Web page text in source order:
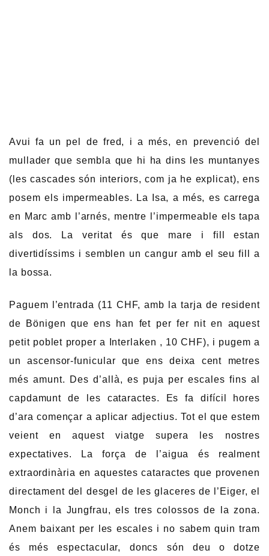
Avui fa un pel de fred, i a més, en prevenció del
mullader que sembla que hi ha dins les muntanyes
(les cascades són interiors, com ja he explicat), ens
posem els impermeables. La Isa, a més, es carrega
en Marc amb l’arnés, mentre l’impermeable els tapa
als dos. La veritat és que mare i fill estan
divertidíssims i semblen un cangur amb el seu fill a
la bossa.
Paguem l’entrada (11 CHF, amb la tarja de resident
de Bönigen que ens han fet per fer nit en aquest
petit poblet proper a Interlaken , 10 CHF), i pugem a
un ascensor-funicular que ens deixa cent metres
més amunt. Des d’allà, es puja per escales fins al
capdamunt de les cataractes. Es fa difícil hores
d’ara començar a aplicar adjectius. Tot el que estem
veient en aquest viatge supera les nostres
expectatives. La força de l’aigua és realment
extraordinària en aquestes cataractes que provenen
directament del desgel de les glaceres de l’Eiger, el
Monch i la Jungfrau, els tres colossos de la zona.
Anem baixant per les escales i no sabem quin tram
és més espectacular, doncs són deu o dotze